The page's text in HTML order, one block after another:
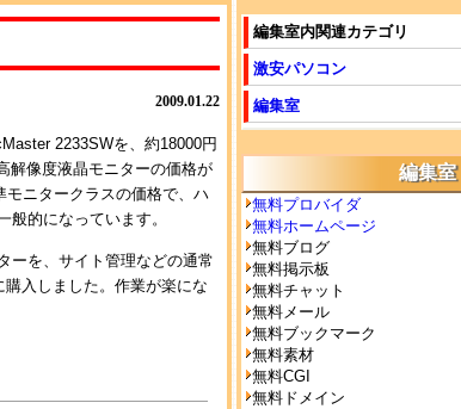
2009.01.22
2233SWを、約18000円
解像度液晶モニターの価格が
ニタークラスの価格で、ハ
的になっています。
ーを、サイト管理などの通常
入しました。作業が楽にな
編集室内関連カテゴリ
激安パソコン
編集室
編集室
無料プロバイダ
無料ホームページ
無料ブログ
無料掲示板
無料チャット
無料メール
無料ブックマーク
無料素材
無料CGI
無料ドメイン